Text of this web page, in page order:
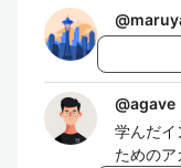
@
@agave
学んだイ
ためのア